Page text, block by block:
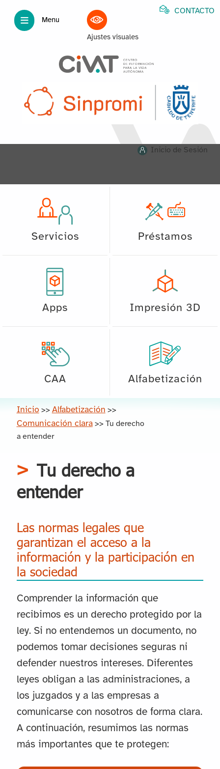
Menu
Ajustes visuales
CONTACTO
Inicio de Sesión
Servicios Préstamos
Apps Impresión 3D
CAA Alfabetización
Inicio >> Alfabetización >>
Comunicación clara >> Tu derecho
a entender
Tu derecho a
entender
Las normas legales que
garantizan el acceso a la
información y la participación en
la sociedad
Comprender la información que
recibimos es un derecho protegido por la
ley. Si no entendemos un documento, no
podemos tomar decisiones seguras ni
defender nuestros intereses. Diferentes
leyes obligan a las administraciones, a
los juzgados y a las empresas a
comunicarse con nosotros de forma clara.
A continuación, resumimos las normas
más importantes que te protegen: